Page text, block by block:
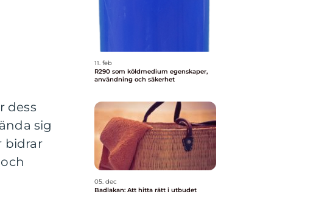
dess
sig
bidrar
11. feb
R290 som köldmedium egenskaper,
användning och säkerhet
05. dec
Badlakan: Att hitta rätt i utbudet